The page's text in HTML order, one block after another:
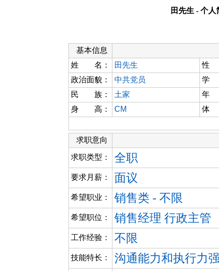
田先生 - 个人
基本信息
姓 名：
田先生
性
政治面貌：
中共党员
学
民 族：
土家
年
身 高：
CM 体
求职意向
求职类型： 全职
要求月薪： 面议
希望职业： 销售类 - 不限
希望职位： 销售经理 行政主管
工作经验： 不限
技能特长： 沟通能力和执行力